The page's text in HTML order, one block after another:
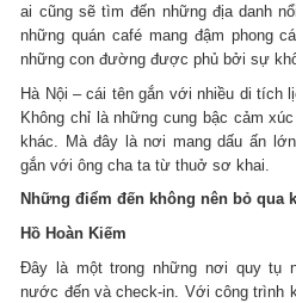
ai cũng sẽ tìm đến những địa danh
những quán café mang đậm phong
những con đường được phủ bởi sự
Hà Nội – cái tên gắn với nhiều di tích
Không chỉ là những cung bậc cảm
khác. Mà đây là nơi mang dấu ấn
gắn với ông cha ta từ thuở sơ khai.
Những điểm đến không nên bỏ qua
Hồ Hoàn Kiếm
Đây là một trong những nơi quy tụ
nước đến và check-in. Với công trình